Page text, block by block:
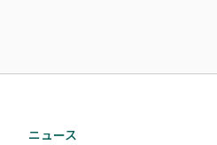
ニュース